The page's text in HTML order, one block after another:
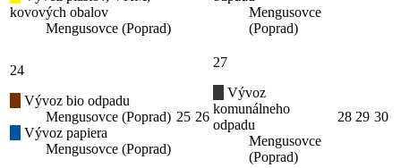
kovových obalov
Mengusovce (Poprad)
Mengusovce
(Poprad)
24
Vývoz bio odpadu
Mengusovce (Poprad)
Vývoz papiera
Mengusovce (Poprad)
25 26
27
Vývoz
komunálneho
odpadu
Mengusovce
(Poprad)
28 29 30